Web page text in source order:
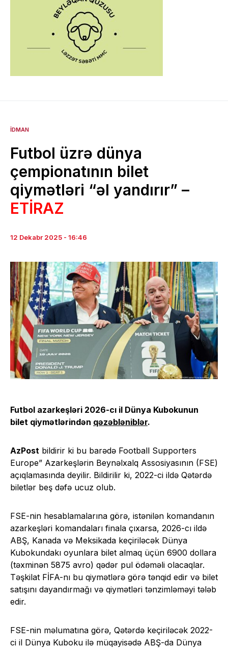
İDMAN
Futbol üzrə dünya
çempionatının bilet
qiymətləri “əl yandırır” –
ETİRAZ
12 Dekabr 2025 - 16:46
Futbol azarkeşləri 2026-cı il Dünya Kubokunun
bilet qiymətlərindən qəzəbləniblər.
AzPost bildirir ki bu barədə Football Supporters
Europe” Azarkeşlərin Beynəlxalq Assosiyasının (FSE)
açıqlamasında deyilir. Bildirilir ki, 2022-ci ildə Qətərdə
biletlər beş dəfə ucuz olub.
FSE-nin hesablamalarına görə, istənilən komandanın
azarkeşləri komandaları finala çıxarsa, 2026-cı ildə
ABŞ, Kanada və Meksikada keçiriləcək Dünya
Kubokundakı oyunlara bilet almaq üçün 6900 dollara
(təxminən 5875 avro) qədər pul ödəməli olacaqlar.
Təşkilat FİFA-nı bu qiymətlərə görə tənqid edir və bilet
satışını dayandırmağı və qiymətləri tənzimləməyi tələb
edir.
FSE-nin məlumatına görə, Qətərdə keçiriləcək 2022-
ci il Dünya Kuboku ilə müqayisədə ABŞ-da Dünya